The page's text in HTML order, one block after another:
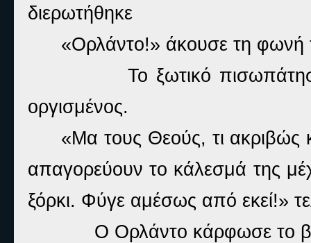
διερωτήθηκε
«Ορλάντο!» άκουσε τη φωνή
Το ξωτικό
οργισμένος.
«Μα τους Θεούς, τι ακριβώς
απαγορεύουν το κάλεσμά της
ξόρκι. Φύγε αμέσως από εκεί!»
Ο Ορλάντο κάρφωσε το